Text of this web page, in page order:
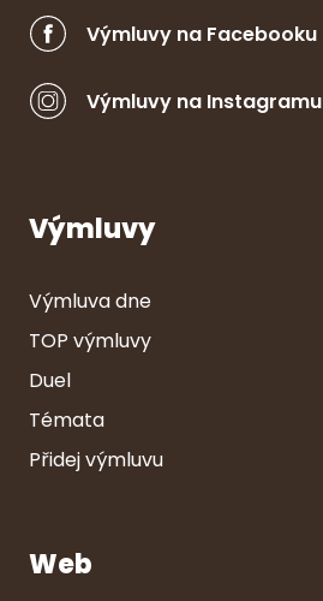
Výmluvy na Facebooku
Výmluvy na Instagramu
Výmluvy
Výmluva dne
TOP výmluvy
Duel
Témata
Přidej výmluvu
Web